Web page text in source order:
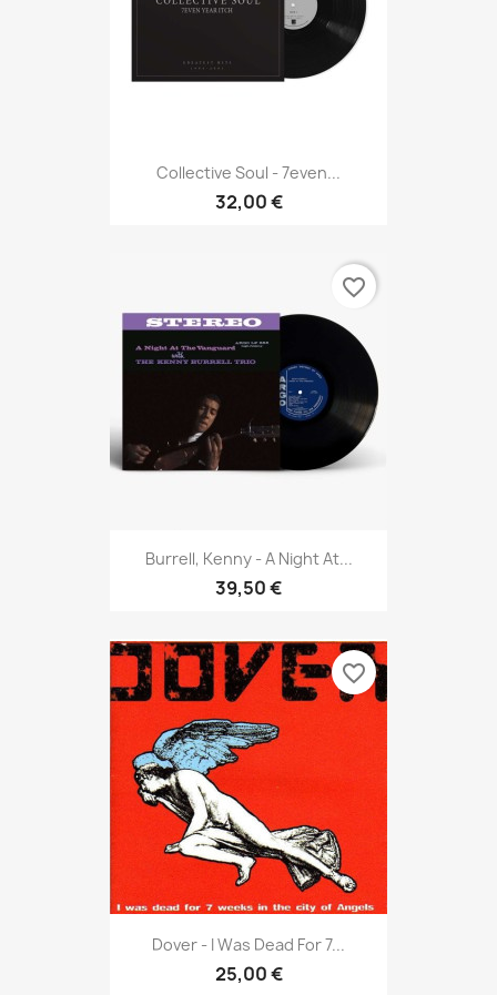
Collective Soul - 7even...
32,00 €
Burrell, Kenny - A Night At...
39,50 €
favorite_border
Dover - I Was Dead For 7...
25,00 €
favorite_border